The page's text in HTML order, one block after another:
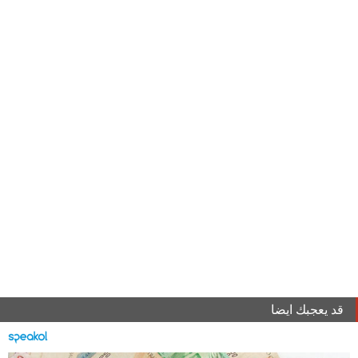
قد يعجبك ايضا